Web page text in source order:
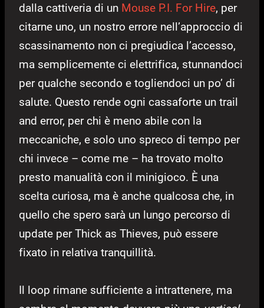
dalla cattiveria di un Mouse P.I. For Hire, per
citarne uno, un nostro errore nell’approccio di
scassinamento non ci pregiudica l’accesso,
ma semplicemente ci elettrifica, stunnandoci
per qualche secondo e togliendoci un po’ di
salute. Questo rende ogni cassaforte un trail
and error, per chi è meno abile con la
meccaniche, e solo uno spreco di tempo per
chi invece – come me – ha trovato molto
presto manualità con il minigioco. È una
scelta curiosa, ma è anche qualcosa che, in
quello che spero sarà un lungo percorso di
update per Thick as Thieves, può essere
fixato in relativa tranquillità.
Il loop rimane sufficiente a intrattenere, ma